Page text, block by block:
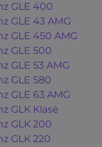
GLE 400
GLE 43 AMG
GLE 450 AMG
GLE 500
GLE 53 AMG
GLE 580
GLE 63 AMG
GLK Klasė
GLK 200
GLK 220